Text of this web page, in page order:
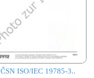
ČSN ISO/IEC 19785-3..